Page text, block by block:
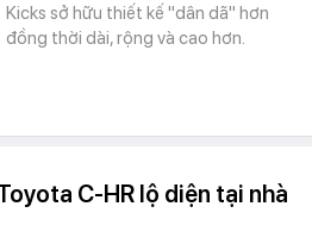
Kicks sở hữu thiết kế "dân dã" hơn
đồng thời dài, rộng và cao hơn.
C-HR lộ diện tại nhà